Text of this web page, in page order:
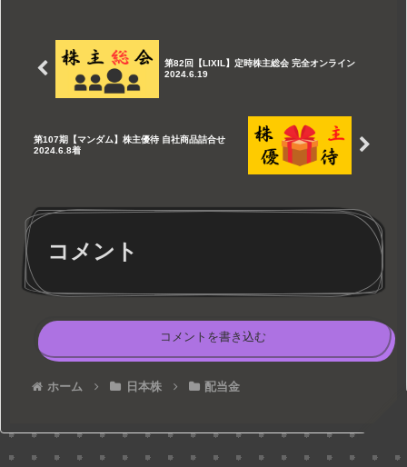
第82回【LIXIL】定時株主総会 完全オンライン
2024.6.19
第107期【マンダム】株主優待 自社商品詰合せ
2024.6.8着
コメント
コメントを書き込む
ホーム 日本株 配当金